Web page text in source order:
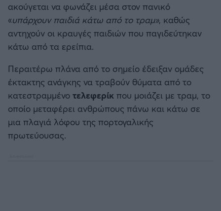
ακούγεται να φωνάζει μέσα στον πανικό
«υπάρχουν παιδιά κάτω από το τραμ», καθώς
αντηχούν οι κραυγές παιδιών που παγιδεύτηκαν
κάτω από τα ερείπια.
Περαιτέρω πλάνα από το σημείο έδειξαν ομάδες
έκτακτης ανάγκης να τραβούν θύματα από το
κατεστραμμένο τελεφερίκ που μοιάζει με τραμ, το
οποίο μεταφέρει ανθρώπους πάνω και κάτω σε
μια πλαγιά λόφου της πορτογαλικής
πρωτεύουσας.